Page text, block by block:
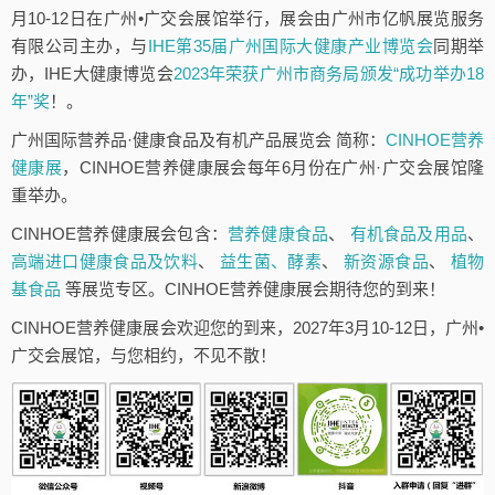
月10-12日在广州•广交会展馆举行，展会由广州市亿帆展览服务
有限公司主办，与IHE第35届广州国际大健康产业博览会同期举
办，IHE大健康博览会2023年荣获广州市商务局颁发“成功举办18
年”奖 ！。
广州国际营养品·健康食品及有机产品展览会 简称： CINHOE营养
健康展，CINHOE营养健康展会每年6月份在广州·广交会展馆隆
重举办。
CINHOE营养健康展会包含： 营养健康食品、 有机食品及用品、
高端进口健康食品及饮料、 益生菌、酵素、 新资源食品、 植物
基食品 等展览专区。CINHOE营养健康展会期待您的到来！
CINHOE营养健康展会欢迎您的到来，2027年3月10-12日，广州•
广交会展馆，与您相约，不见不散！